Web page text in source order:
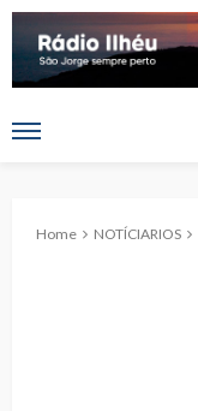
Home NOTÍCIARIOS